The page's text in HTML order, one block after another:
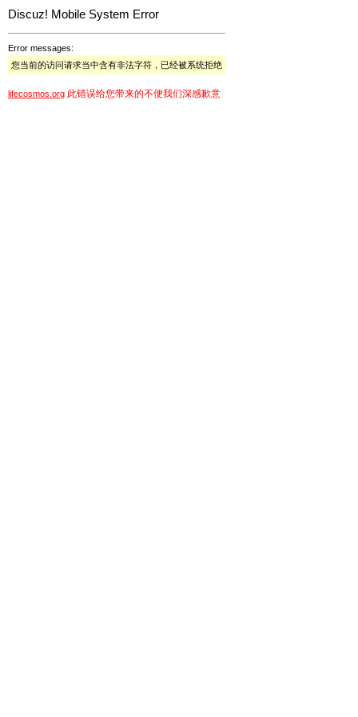
Discuz! Mobile System Error
Error messages:
您当前的访问请求当中含有非法字符，已经被系统拒绝
lifecosmos.org 此错误给您带来的不便我们深感歉意